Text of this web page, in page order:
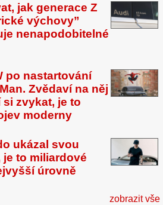
jak generace Z
výchovy”
nenapodobitelné
po nastartování
Zvědaví na něj
zvykat, je to
moderny
ukázal svou
to miliardové
úrovně
zobrazit vše